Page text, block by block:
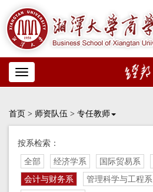
Toggle
navigation
首页 > 师资队伍 > 专任教师
按系检索：
全部 经济学系 国际贸易系
会计与财务系
管理科学与工程系